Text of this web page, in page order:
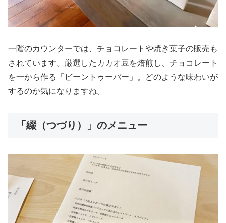
一階のカウンターでは、チョコレートや焼き菓子の販売も
されています。厳選したカカオ豆を焙煎し、チョコレート
を一から作る「ビーントゥーバー」。どのような味わいが
するのか気になりますね。
「綴（つづり）」のメニュー